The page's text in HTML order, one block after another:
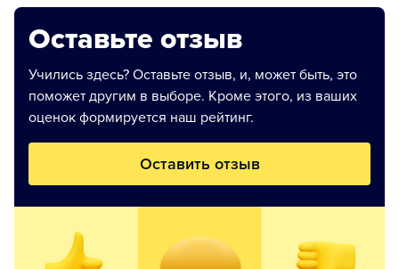
Оставьте отзыв
Учились здесь? Оставьте отзыв, и, может быть, это
поможет другим в выборе. Кроме этого, из ваших
оценок формируется наш рейтинг.
Оставить отзыв